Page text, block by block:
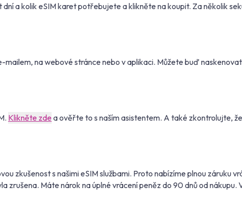
a kolik eSIM karet potřebujete a klikněte na koupit. Za několik
mailem, na webové stránce nebo v aplikaci. Můžete buď
Klikněte zde a ověřte to s naším asistentem. A také zkontrolujte,
zkušenost s našimi eSIM službami. Proto nabízíme plnou záruku
zrušena. Máte nárok na úplné vrácení peněz do 90 dnů od